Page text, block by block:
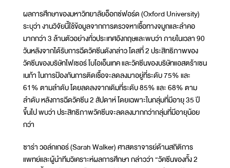
ผลการศึกษาของมหาวิทยาลัยอ็อกซ์ฟอร์ด (Oxford University)
ระบุว่า งานวิจัยนี้ใช้ข้อมูลจากการตรวจหาเชื้อทางจมูกและลำคอ
มากกว่า 3 ล้านตัวอย่างทั่วประเทศอังกฤษและพบว่า ภายในเวลา 90
วันหลังจากได้รับการฉีดวัคซีนดังกล่าว โดสที่ 2 ประสิทธิภาพของ
วัคซีนของบริษัทไฟเซอร์ โบโอเอ็นเทค และวัคซีนของบริษัทแอสตร้าเซน
เนก้า ในการป้องกันการติดเชื้อจะลดลงมาอยู่ที่ระดับ 75% และ
61% ตามลำดับ โดยลดลงจากเดิมที่ระดับ 85% และ 68% ตาม
ลำดับ หลังการฉีดวัคซีน 2 สัปดาห์ โดยเฉพาะในกลุ่มที่มีอายุ 35 ปี
ขึ้นไป พบว่า ประสิทธิภาพวัคซีนจะลดลงมากกว่ากลุ่มที่มีอายุน้อย
กว่า
ซาร่า วอล์กเกอร์ (Sarah Walker) ศาสตราจารย์ด้านสถิติการ
แพทย์และผู้นำทีมวิเคราะห์ผลการศึกษา กล่าวว่า “วัคซีนของทั้ง 2